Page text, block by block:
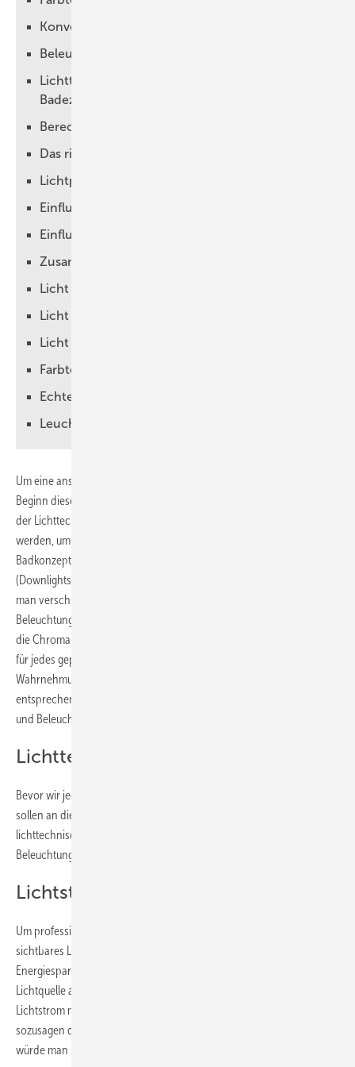
Konverter/Trafo
Beleuchtungsstärke E
Lichttechnische Berechnung eines
Badezimmers
Berechnung von Lux und Lumen
Das richtige Licht im Bad
Lichtplanung für Licht zum Sehen
Einfluss der Deckenhöhe
Einfluss der Materialien
Zusammenfassen von Downlights
Licht zum Sehen (ambient luminescence)
Licht zum Hinsehen (focal glow)
Licht zum Ansehen (play of brilliants)
Farbtemperatur in Tageslichtqualität
Echten Kerzenlicht-Effekt erreichen
Leuchten reagieren vernetzt
Um eine anspruchsvolle Beleuchtung im Bad zu erreichen, sollen zu
Beginn dieser Artikelserie zum einen noch einmal kurz die Grundlagen
der Lichttechnik und der Lichtplanung ins Gedächtnis gerufen
werden, um dann anhand von realen und fiktionalen bzw. virtuellen
Badkonzepten konkret aufzuzeigen, mit welchen Leuchten
(Downlights, LEDs, LED-Bänder, Wandleuchten, Nischenleuchten u. a.)
man verschiedene Badmilieus beleuchten kann. Erst durch eine gute
Beleuchtung werden Badezimmer, die sorgfältig ausgewählten Fliesen,
die Chromarmaturen und das Interieur gut sichtbar. Das ist im Grunde
für jedes geplante Bad von großer Bedeutung, denn der Großteil der
Wahrnehmung des Menschen wird durch das Auge erfasst,
entsprechend wichtig ist eine gute und professionelle Lichtplanung
und Beleuchtung.
Lichttechnische Grundlagen
Bevor wir jedoch mit der Planung eines Badezimmers beginnen,
sollen an dieser Stelle noch einmal kurz die zwei wichtigsten
lichttechnischen Grundgrößen Lichtstrom (Lumen) und
Beleuchtungsstärke (Lux) im Schnelldurchgang erklärt werden.
Lichtstrom phi
Um professionell planen zu können, muss man wissen, wie viel
sichtbares Licht aus einer Lichtquelle (Halogenglühlampe,
Energiesparlampe, LED u. a.) herauskommt, d. h. wie viel Lumen eine
Lichtquelle ausstrahlt. Dies wird durch den lichttechnischen Begriff
Lichtstrom mit der Einheit (Lumen, lm) definiert. Der Lichtstrom ist
sozusagen die Lichtleistung einer Lichtquelle. Übersetzt auf einen Pkw
würde man sagen: So viel PS besitzt das Auto.